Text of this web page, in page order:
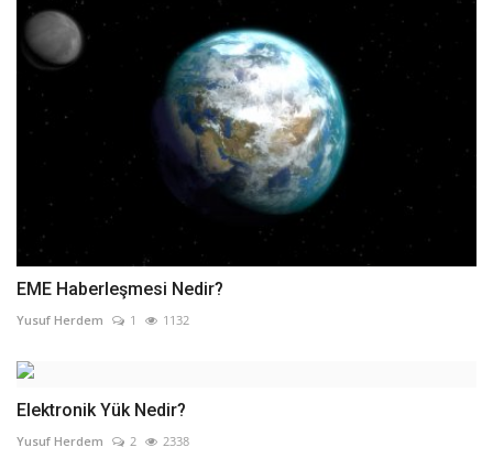
EME Haberleşmesi Nedir?
Yusuf Herdem 1 1132
Elektronik Yük Nedir?
Yusuf Herdem 2 2338